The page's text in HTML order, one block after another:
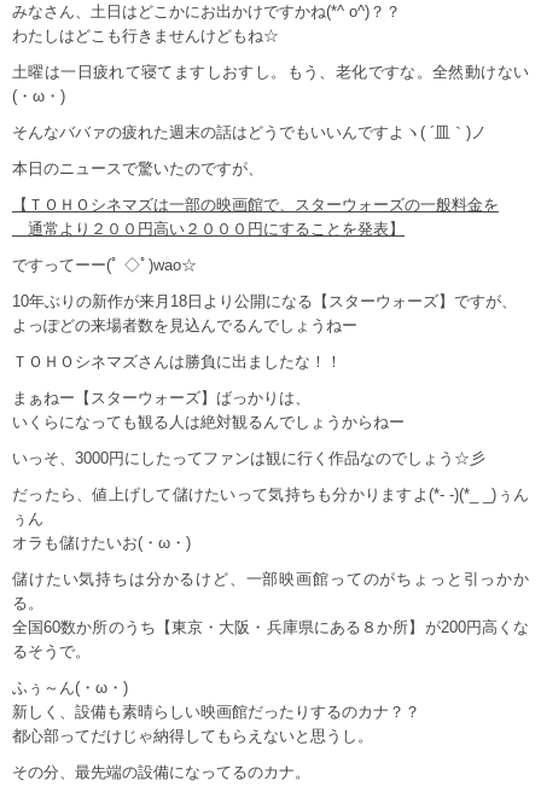
みなさん、土日はどこかにお出かけですかね(*^ o^)？？
わたしはどこも行きませんけどもね☆
土曜は一日疲れて寝てますしおすし。もう、老化ですな。全然動けない
(・ω・)
そんなババァの疲れた週末の話はどうでもいいんですよヽ( ´皿｀)ノ
本日のニュースで驚いたのですが、
【ＴＯＨＯシネマズは一部の映画館で、スターウォーズの一般料金を
通常より２００円高い２０００円にすることを発表】
ですってーー(ﾟ ◇ﾟ)wao☆
10年ぶりの新作が来月18日より公開になる【スターウォーズ】ですが、
よっぽどの来場者数を見込んでるんでしょうねー
ＴＯＨＯシネマズさんは勝負に出ましたな！！
まぁねー【スターウォーズ】ばっかりは、
いくらになっても観る人は絶対観るんでしょうからねー
いっそ、3000円にしたってファンは観に行く作品なのでしょう☆彡
だったら、値上げして儲けたいって気持ちも分かりますよ(*- -)(*_ _)ぅん
ぅん
オラも儲けたいお(・ω・)
儲けたい気持ちは分かるけど、一部映画館ってのがちょっと引っかか
る。
全国60数か所のうち【東京・大阪・兵庫県にある８か所】が200円高くな
るそうで。
ふぅ～ん(・ω・)
新しく、設備も素晴らしい映画館だったりするのカナ？？
都心部ってだけじゃ納得してもらえないと思うし。
その分、最先端の設備になってるのカナ。